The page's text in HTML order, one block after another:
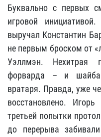
Буквально с первых
игровой
выручал Константин
не первым броском от
Уэллмэн. Нехитрая
форварда – и
вратаря. Правда, уже
восстановлено.
третьей попытки
до перерыва